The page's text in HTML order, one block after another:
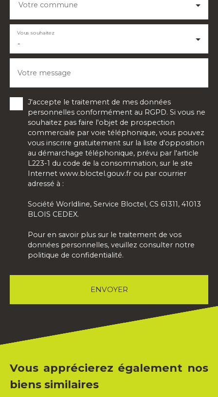
Votre commune
-
Vous souhaitez
Votre message
J'accepte le traitement de mes données
personnelles conformément au RGPD. Si vous ne
souhaitez pas faire l'objet de prospection
commerciale par voie téléphonique, vous pouvez
vous inscrire gratuitement sur la liste d'opposition
au démarchage téléphonique, prévu par l'article
L223-1 du code de la consommation, sur le site
Internet www.bloctel.gouv.fr ou par courrier
adressé à :
Société Worldline, Service Bloctel, CS 61311, 41013
BLOIS CEDEX.
Pour en savoir plus sur le traitement de vos
données personnelles, veuillez consulter notre
politique de confidentialité.
ENVOYER
Vous apprécierez également nos
biens similaires